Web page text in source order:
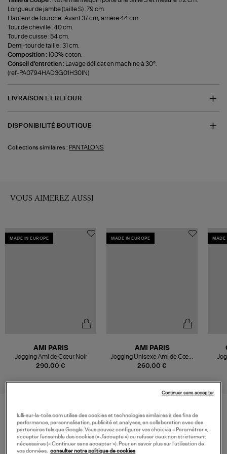
Longueur de jambe (taille S) : 79 cm.
Hauteur de fourche : Avant 37 cm, arrière 44 cm.
Tour de cheville : 40 cm.
Tour de cuisse : 54 cm.
Demi-tour de taille : 31 cm.
Composition :100% coton.
Conseil d'entretien : Lavage délicat en machine à 30°.
(ref-PA0794HAD3G01H30IN)
LIVRAISON ET RETOUR
DISPONIBILITÉ BOUTIQUE
Collections similaires : PANTALONS
VOUS AIMEREZ AUSSI
MADE IN EUROPE
290,00 €
AMI PARIS
Jogging Ami de Cœur Noir
MADE IN EUROPE
260,00 €
AMI PARIS
Jogging Unisexe Ami de Cœur
Coton Biologique Noir
MADE
VOS DERNIERS PRODUITS VUS
lulli-sur-la-toile.com utilise des cookies et technologies similaires à des fins de
performance, personnalisation, publicité et analyses, en collaboration avec des
partenaires tels que Google. Vous pouvez configurer vos choix via « Paramétrer »,
accepter l’ensemble des cookies (« J’accepte ») ou refuser ceux non strictement
nécessaires (« Continuer sans accepter »). Pour en savoir plus sur l’utilisation de
vos données, consulter notre politique de cookies
Continuer sans accepter